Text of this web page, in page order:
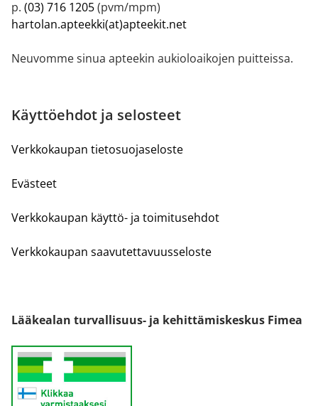
p. (03) 716 1205(pvm/mpm)
hartolan.apteekki(at)apteekit.net
Neuvomme sinua apteekin aukioloaikojen puitteissa.
Käyttöehdot ja selosteet
Verkkokaupan tietosuojaseloste
Evästeet
Verkkokaupan käyttö- ja toimitusehdot
Verkkokaupan saavutettavuusseloste
Lääkealan turvallisuus- ja kehittämiskeskus Fimea